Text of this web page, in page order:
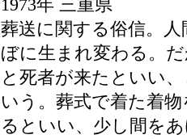
1973年 三重県
葬送に関する俗信。
ぼに生まれ変わる。
と死者が来たといい
いう。葬式で着た着
るといい、少し間を